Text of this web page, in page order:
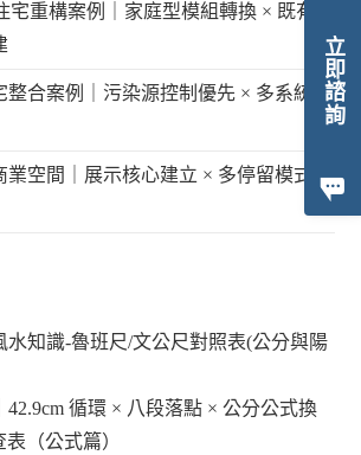
立即諮詢
宅重構案例｜家庭型模組轉換 × 既有系
整合案例｜污染源控制優先 × 多系統整
業空間｜展示核心建立 × 多停留模式分
水知識-魯班尺/文公尺對照表(公分與陽
循環 × 八段落點 × 公分公式換
表（公式篇）